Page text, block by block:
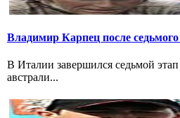
Владимир Карпец после
В Италии завершился седьмой
австрали...